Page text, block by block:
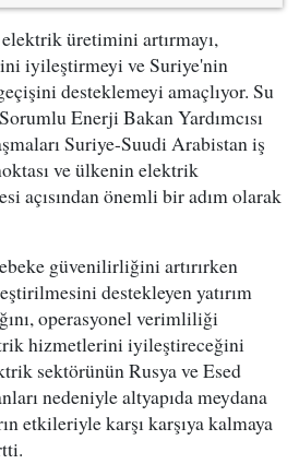
üretimini artırmayı,
iyileştirmeyi ve Suriye'nin
desteklemeyi amaçlıyor. Su
Enerji Bakan Yardımcısı
Suriye-Suudi Arabistan iş
ve ülkenin elektrik
açısından önemli bir adım olarak
güvenilirliğini artırırken
destekleyen yatırım
operasyonel verimliliği
hizmetlerini iyileştireceğini
sektörünün Rusya ve Esed
nedeniyle altyapıda meydana
etkileriyle karşı karşıya kalmaya